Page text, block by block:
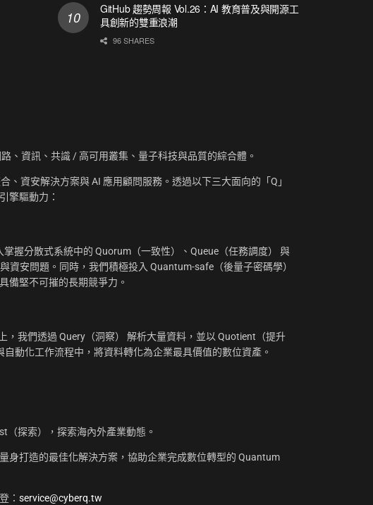
GitHub 趨勢周報 Vol.26：AI 教育普及與開源工
具創新的雙重浪潮
96 SHARES
、資訊、共識 / 高可用叢集、量子科技與品質的綜合體。
、資安解決方案與 AI 應用顧問服務。透過以下三大面向的「Q」
擎驅動力：
握分散式系統中的 Quorum（一致性）、Queue（任務調度） 與
資安問題。同時，我們積極投入 Quantum-safe（後量子密碼學）
備堅不可摧的長期競爭力。
，我們透過 Query（洞察） 解析大量資料，並以 Quotient（提升
動化工作流程中，將資料轉化為企業最具價值的數位資產。
（探索），探索海內外產業動態。
身打造的最佳化解決方案，協助企業完成數位轉型的 Quantum
： service@cyberq.tw